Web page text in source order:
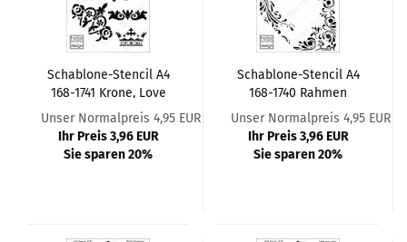
Schablone-Stencil A4
168-1741 Krone, Love
Ornament
Unser Normalpreis 4,95 EUR
Ihr Preis 3,96 EUR
Sie sparen 20%
Schablone-Stencil A4
168-1740 Rahmen
Ornament
Unser Normalpreis 4,95 EUR
Ihr Preis 3,96 EUR
Sie sparen 20%